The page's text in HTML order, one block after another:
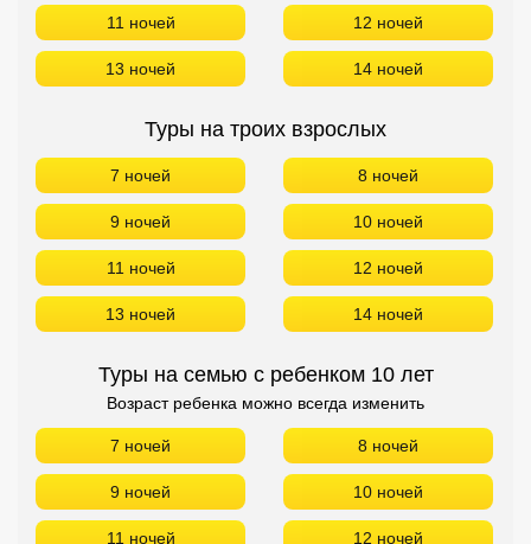
11 ночей 12 ночей
13 ночей 14 ночей
Туры на троих взрослых
7 ночей 8 ночей
9 ночей 10 ночей
11 ночей 12 ночей
13 ночей 14 ночей
Туры на семью с ребенком 10 лет
Возраст ребенка можно всегда изменить
7 ночей 8 ночей
9 ночей 10 ночей
11 ночей 12 ночей